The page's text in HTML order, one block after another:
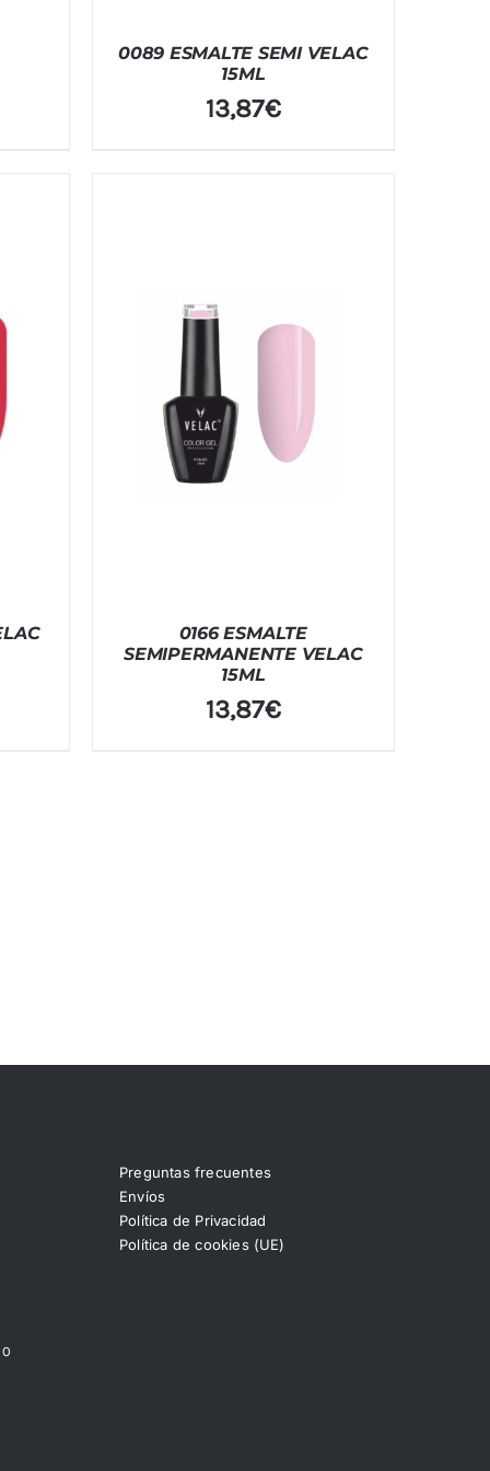
0089 ESMALTE SEMI VELAC
15ML
13,87€
0166 ESMALTE
SEMIPERMANENTE VELAC
15ML
13,87€
Preguntas frecuentes
Envíos
Política de Privacidad
Política de cookies (UE)